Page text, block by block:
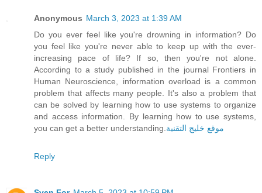
Anonymous March 3, 2023 at 1:39 AM
Do you ever feel like you're drowning in information? Do
you feel like you're never able to keep up with the ever-
increasing pace of life? If so, then you're not alone.
According to a study published in the journal Frontiers in
Human Neuroscience, information overload is a common
problem that affects many people. It's also a problem that
can be solved by learning how to use systems to organize
and access information. By learning how to use systems,
you can get a better understanding. موقع خليج التقنية
Reply